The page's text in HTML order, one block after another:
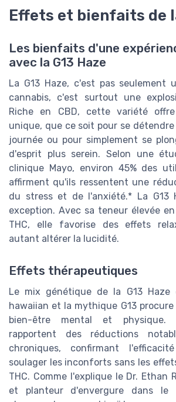
Effets et bienfaits de
Les bienfaits d'une
avec la G13 Haze
La G13 Haze, c'est pas seulement
cannabis, c'est surtout une
Riche en CBD, cette variété
unique, que ce soit pour se
journée ou pour simplement se
d'esprit plus serein. Selon une
clinique Mayo, environ 45% des
affirment qu'ils ressentent une
du stress et de l'anxiété.* La G13
exception. Avec sa teneur élevée
THC, elle favorise des effets
autant altérer la lucidité.
Effets thérapeutiques
Le mix génétique de la G13 Haze
hawaiian et la mythique G13
bien-être mental et physique.
rapportent des réductions
chroniques, confirmant
soulager les inconforts sans les
THC. Comme l'explique le Dr. Ethan
et planteur d'envergure dans le